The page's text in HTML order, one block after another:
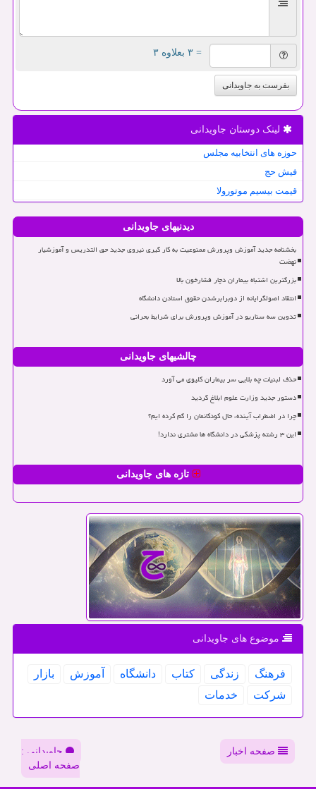
= ۳ بعلاوه ۳
بفرست به جاویدانی
لینک دوستان جاویدانی
حوزه های انتخابیه مجلس
فیش حج
قیمت بیسیم موتورولا
دیدنیهای جاویدانی
بخشنامه جدید آموزش وپرورش ممنوعیت به کار گیری نیروی جدید حق التدریس و آموزشیار
نهضت
بزرگترین اشتباه بیماران دچار فشارخون بالا
انتقاد اصولگرایانه از دوبرابرشدن حقوق استادن دانشگاه
تدوین سه سناریو در آموزش وپرورش برای شرایط بحرانی
چالشیهای جاویدانی
حذف لبنیات چه بلایی سر بیماران کلیوی می آورد
دستور جدید وزارت علوم ابلاغ گردید
چرا در اضطراب آینده، حال کودکانمان را گم کرده ایم؟
این ۳ رشته پزشکی در دانشگاه ها مشتری ندارد!
تازه های جاویدانی
موضوع های جاویدانی
فرهنگ زندگی كتاب دانشگاه آموزش
بازار
شركت
خدمات
صفحه اخبار
جاویدانی :
صفحه اصلی